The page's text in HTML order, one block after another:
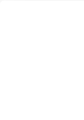
käyttö
jälkeen